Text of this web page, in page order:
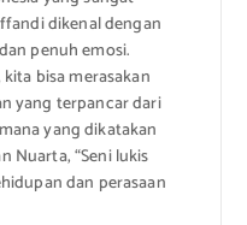
dikenal dengan
penuh emosi.
bisa merasakan
yang terpancar dari
yang dikatakan
Nuarta, “Seni lukis
dan perasaan